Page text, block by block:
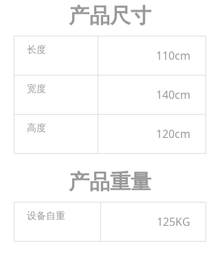
产品尺寸
长度 110cm
宽度 140cm
高度 120cm
产品重量
设备自重 125KG